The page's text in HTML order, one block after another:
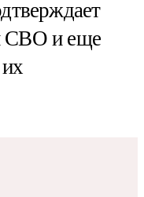
СВО и еще